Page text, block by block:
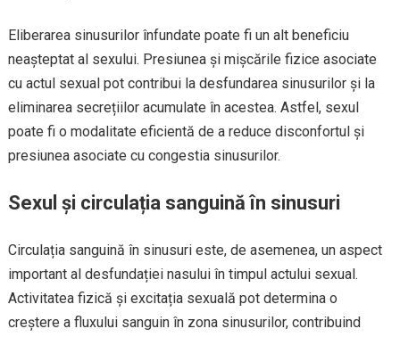
Eliberarea sinusurilor înfundate poate fi un alt beneficiu
neașteptat al sexului. Presiunea și mișcările fizice asociate
cu actul sexual pot contribui la desfundarea sinusurilor și la
eliminarea secrețiilor acumulate în acestea. Astfel, sexul
poate fi o modalitate eficientă de a reduce disconfortul și
presiunea asociate cu congestia sinusurilor.
Sexul și circulația sanguină în sinusuri
Circulația sanguină în sinusuri este, de asemenea, un aspect
important al desfundației nasului în timpul actului sexual.
Activitatea fizică și excitația sexuală pot determina o
creștere a fluxului sanguin în zona sinusurilor, contribuind